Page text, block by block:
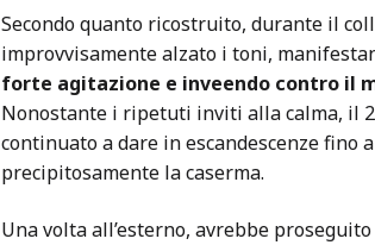
Secondo quanto ricostruito, durante il
improvvisamente alzato i toni,
forte agitazione e inveendo contro il
Nonostante i ripetuti inviti alla calma, il
continuato a dare in escandescenze fino
precipitosamente la caserma.
Una volta all’esterno, avrebbe